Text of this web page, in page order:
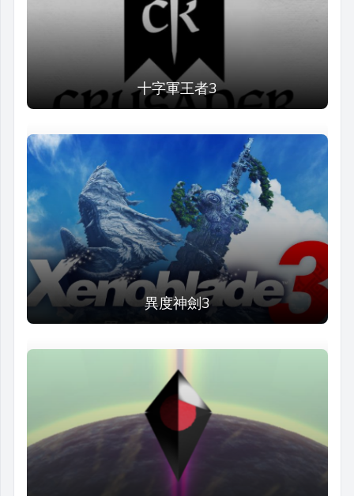
十字軍王者3
異度神劍3